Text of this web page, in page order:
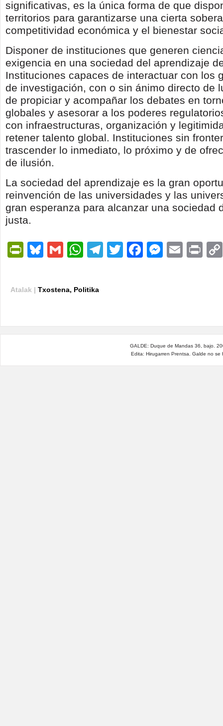
significativas, es la única forma de que
territorios para garantizarse una cierta
competitividad económica y el bienestar
Disponer de instituciones que generen
exigencia en una sociedad del aprendizaje
Instituciones capaces de interactuar con los
de investigación, con o sin ánimo directo de
de propiciar y acompañar los debates en
globales y asesorar a los poderes
con infraestructuras, organización y
retener talento global. Instituciones sin
trascender lo inmediato, lo próximo y de
de ilusión.
La sociedad del aprendizaje es la gran
reinvención de las universidades y las
gran esperanza para alcanzar una sociedad
justa.
PrintFriendly
Bluesky
GmailWhatsApp
Telegram
TwitterFacebook
Email
Atalak | Txostena, Politika
GALDE: Duque de Mandas 36, bajo.
Edita: Hirugarren Prentsa. Galde no